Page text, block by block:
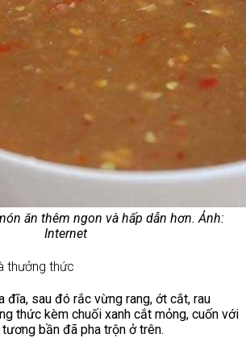
ăn thêm ngon và hấp dẫn hơn. Ảnh:
Internet
thưởng thức
đĩa, sau đó rắc vừng rang, ớt cắt, rau
thức kèm chuối xanh cắt mỏng, cuốn với
bần đã pha trộn ở trên.